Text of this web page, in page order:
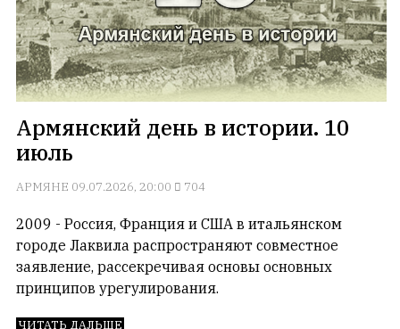
Мнение
редакции
не
является
обязательным
для
публикации.
Противоположные
публикуются,
даже
если
принимаются
без
восторга.
Армянский день в истории. 10
июль
АРМЯНЕ 09.07.2026, 20:00 704
2009 - Россия, Франция и США в итальянском
городе Лаквила распространяют совместное
заявление, рассекречивая основы основных
принципов урегулирования.
ЧИТАТЬ ДАЛЬШЕ